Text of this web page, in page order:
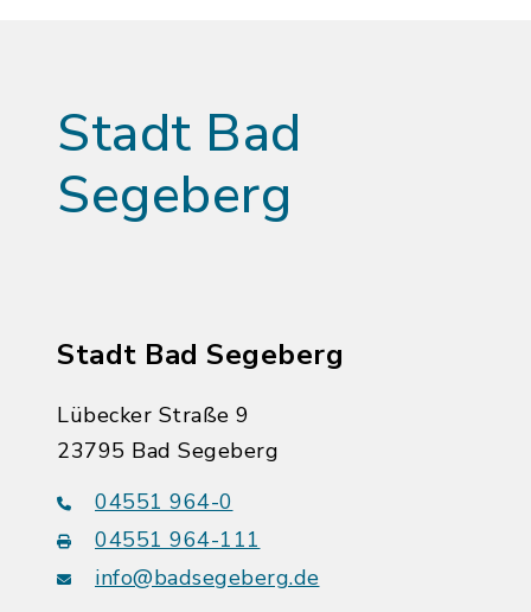
Stadt Bad
Segeberg
Stadt Bad Segeberg
Lübecker Straße 9
23795 Bad Segeberg
04551 964-0
04551 964-111
info@badsegeberg.de